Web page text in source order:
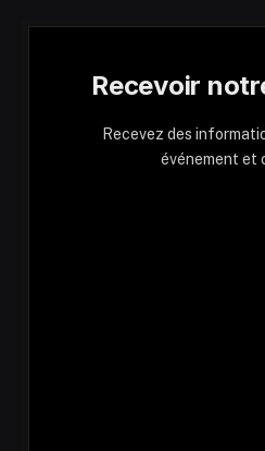
Recevoir
Recevez des
événement et